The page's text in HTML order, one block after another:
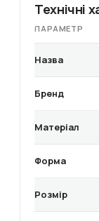
Технічні
ПАРАМЕТР
Назва
Бренд
Матеріал
Форма
Розмір